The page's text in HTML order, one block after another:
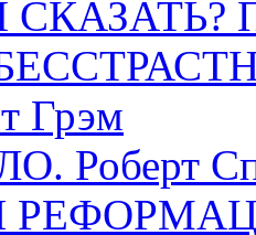
Грэм
Роберт